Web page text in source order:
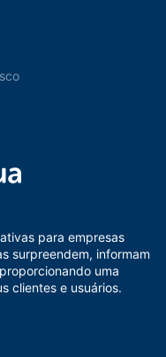
para empresas
surpreendem, informam
uma
clientes e usuários.